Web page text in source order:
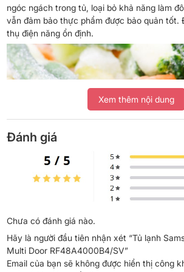
ngóc ngách trong tủ, loại bỏ khả năng làm
vẫn đảm bảo thực phẩm được bảo quản tốt.
thụ điện năng ổn định.
*Hình ảnh chỉ mang tính chất minh họa
Làm lạnh tốt hơn với công nghệ
Cool, làm đá nhanh Power Freeze
Tủ lạnh Samsung Inverter có chế độ Power
khí lạnh mạnh mẽ để làm lạnh nhanh thực
Xem thêm nội dung
Đánh giá
Chưa có đánh giá nào.
Hãy là người đầu tiên nhận xét “Tủ lạnh
Multi Door RF48A4000B4/SV”
Email của bạn sẽ không được hiển thị công